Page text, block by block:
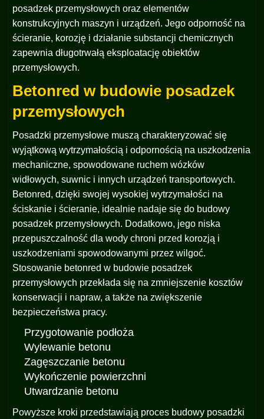
posadzek przemysłowych oraz elementów
konstrukcyjnych maszyn i urządzeń. Jego odporność na
ścieranie, korozję i działanie substancji chemicznych
zapewnia długotrwałą eksploatację obiektów
przemysłowych.
Betonred w budowie posadzek
przemysłowych
Posadzki przemysłowe muszą charakteryzować się
wyjątkową wytrzymałością i odpornością na uszkodzenia
mechaniczne, spowodowane ruchem wózków
widłowych, suwnic i innych urządzeń transportowych.
Betonred, dzięki swojej wysokiej wytrzymałości na
ściskanie i ścieranie, idealnie nadaje się do budowy
posadzek przemysłowych. Dodatkowo, jego niska
przepuszczalność dla wody chroni przed korozją i
uszkodzeniami spowodowanymi przez wilgoć.
Stosowanie betonred w budowie posadzek
przemysłowych przekłada się na zmniejszenie kosztów
konserwacji i napraw, a także na zwiększenie
bezpieczeństwa pracy.
Przygotowanie podłoża
Wylewanie betonu
Zagęszczanie betonu
Wykończenie powierzchni
Utwardzanie betonu
Powyższe kroki przedstawiają proces budowy posadzki